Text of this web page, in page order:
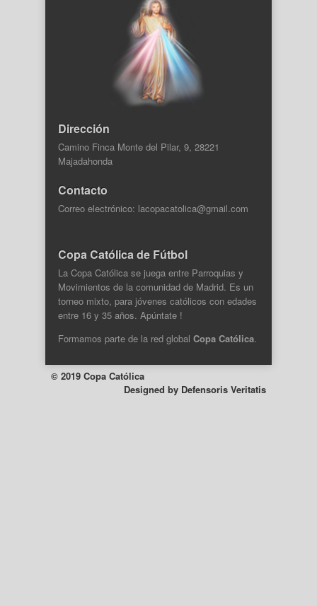
Dirección
Camino Finca Monte del Pilar, 9, 28221
Majadahonda
Contacto
Correo electrónico: lacopacatolica@gmail.com
Copa Católica de Fútbol
La Copa Católica se juega entre Parroquias y
Movimientos de la comunidad de Madrid. Es un
torneo mixto, para jóvenes católicos con edades
entre 16 y 35 años. Apúntate !
Formamos parte de la red global Copa Católica.
© 2019 Copa Católica
Designed by Defensoris Veritatis